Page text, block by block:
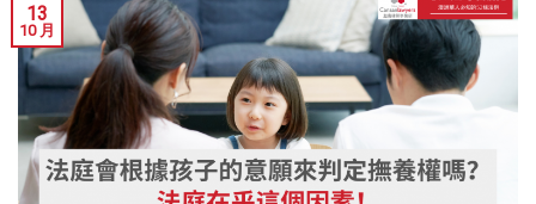
13
10 月